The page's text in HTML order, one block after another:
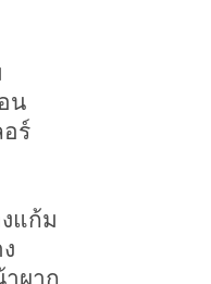
น
ร์
แก้ม
ผาก
วหย่อนคล้อยที่
สิ่งที่หลายคน
กระชับแบบไม่
มากขึ้น โดย
อย่าง
ก็ได้รับความ
เพราะ
ต่งตึง ดูอ่อน